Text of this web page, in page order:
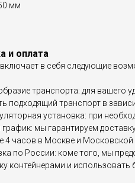
мм
и оплата
в себя следующие
транспорта: для вашего
подходящий транспорт в
установка: при
график: мы гарантируем
4 часов в Москве и Московской
по России: коме того, мы
контейнерами и